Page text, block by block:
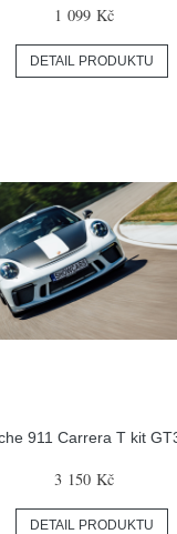
1 099 Kč
DETAIL PRODUKTU
911 Carrera T kit
3 150 Kč
DETAIL PRODUKTU